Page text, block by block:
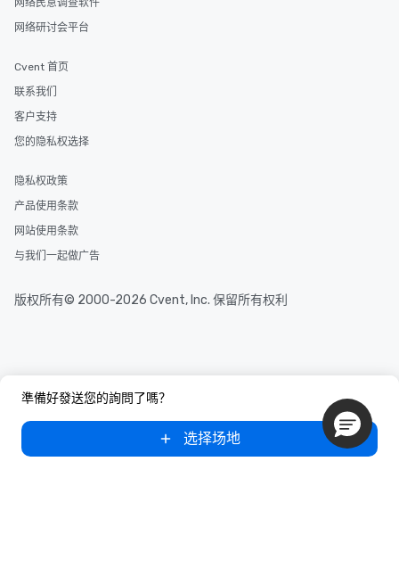
準備好發送您的詢問了嗎？
选择场地
网络研讨会平台
Cvent 首页
联系我们
客户支持
您的隐私权选择
隐私权政策
产品使用条款
网站使用条款
与我们一起做广告
版权所有© 2000-2026 Cvent, Inc. 保留所有权利